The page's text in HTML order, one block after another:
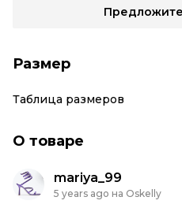
Размер
Таблица размеров
О товаре
mariya_99
5 years ago на Oskelly